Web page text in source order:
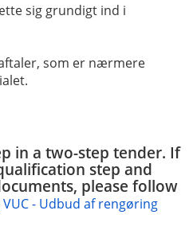
sig grundigt ind i
som er nærmere
in a two-step tender. If
step and
please follow
VUC - Udbud af rengøring